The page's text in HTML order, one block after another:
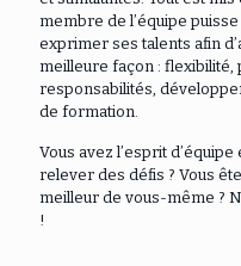
membre de l’équipe
exprimer ses talents afin
meilleure façon : flexibilité,
responsabilités,
de formation.
Vous avez l’esprit d’équipe
relever des défis ? Vous
meilleur de vous-même ?
!